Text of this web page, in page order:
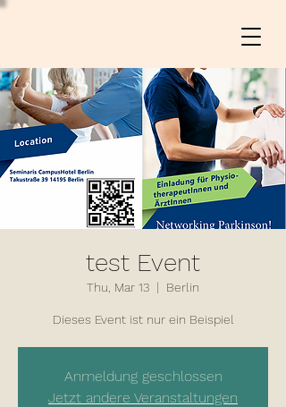
test Event
Thu, Mar 13
  |
Berlin
Dieses Event ist nur ein Beispiel
Anmeldung geschlossen
Jetzt andere Veranstaltungen